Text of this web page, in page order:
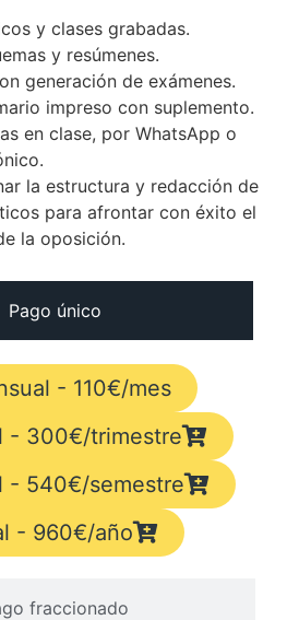
y clases grabadas.
y resúmenes.
generación de exámenes.
impreso con suplemento.
en clase, por WhatsApp o
la estructura y redacción de
para afrontar con éxito el
la oposición.
Pago único
fraccionado
- 110€/mes
- 300€/trimestre
- 540€/semestre
- 960€/año